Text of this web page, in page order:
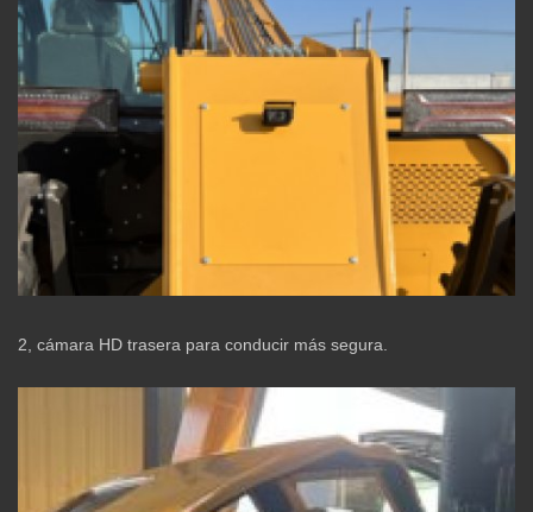
2, cámara HD trasera para conducir más segura.